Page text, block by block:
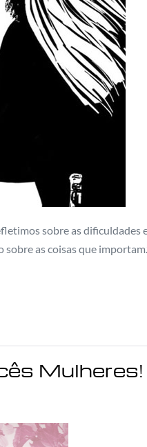
sobre as
as coisas que
Mulheres!